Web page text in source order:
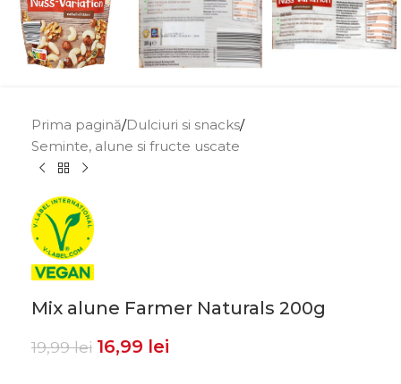
Prima pagină/Dulciuri si snacks/
Seminte, alune si fructe uscate
Mix alune Farmer Naturals 200g
19,99lei 16,99 lei